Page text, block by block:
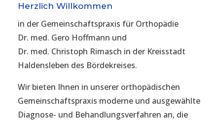
Herzlich Willkommen
in der Gemeinschaftspraxis für Orthopädie
Dr. med. Gero Hoffmann und
Dr. med. Christoph Rimasch in der Kreisstadt
Haldensleben des Bördekreises.
Wir bieten Ihnen in unserer orthopädischen
Gemeinschaftspraxis moderne und ausgewählte
Diagnose- und Behandlungsverfahren an, die